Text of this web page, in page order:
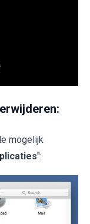
mogelijk
":